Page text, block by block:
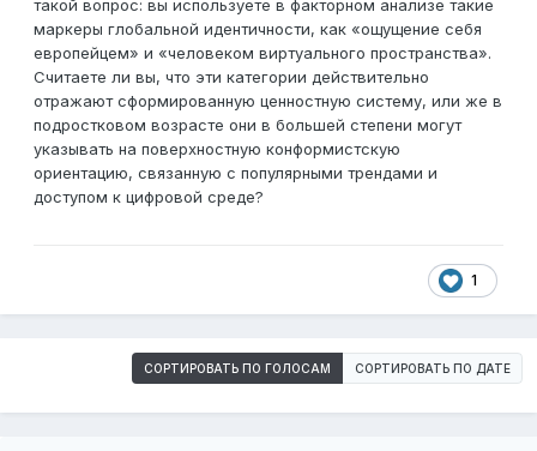
такой вопрос: вы используете в факторном анализе такие
маркеры глобальной идентичности, как «ощущение себя
европейцем» и «человеком виртуального пространства».
Считаете ли вы, что эти категории действительно
отражают сформированную ценностную систему, или же в
подростковом возрасте они в большей степени могут
указывать на поверхностную конформистскую
ориентацию, связанную с популярными трендами и
доступом к цифровой среде?
1
СОРТИРОВАТЬ ПО ГОЛОСАМ СОРТИРОВАТЬ ПО ДАТЕ